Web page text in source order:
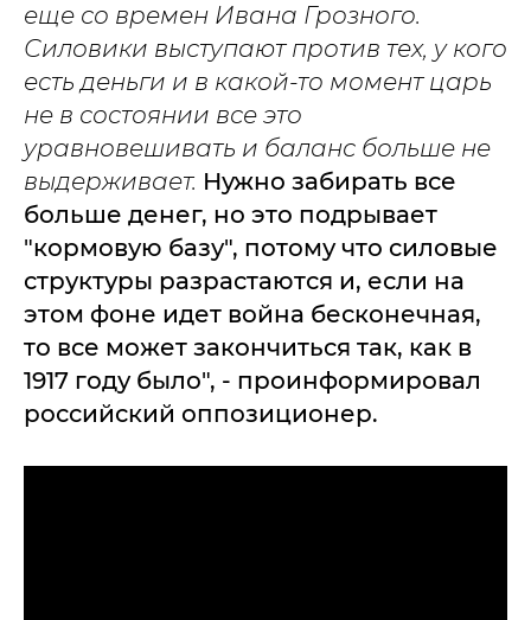
еще со времен Ивана Грозного.
Силовики выступают против тех, у кого
есть деньги и в какой-то момент царь
не в состоянии все это
уравновешивать и баланс больше не
выдерживает. Нужно забирать все
больше денег, но это подрывает
"кормовую базу", потому что силовые
структуры разрастаются и, если на
этом фоне идет война бесконечная,
то все может закончиться так, как в
1917 году было", - проинформировал
российский оппозиционер.